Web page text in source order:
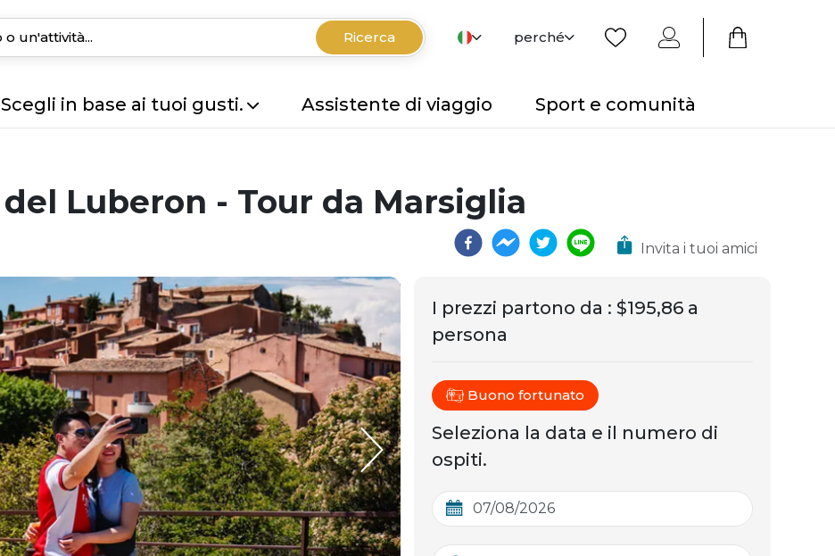
Ricerca perché
Scegli in base ai tuoi gusti. Assistente di viaggio Sport e comunità
Luberon - Tour da Marsiglia
Invita i tuoi amici
I prezzi partono da : $195,86 a
persona
Buono fortunato
Seleziona la data e il numero di
ospiti.